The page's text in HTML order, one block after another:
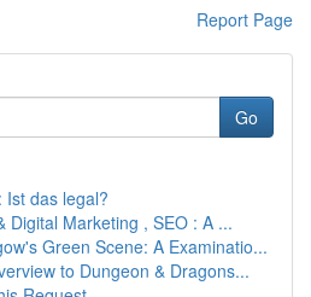
Report Page
Go
Ist das legal?
Digital Marketing , SEO : A ...
Green Scene: A Examinatio...
to Dungeon & Dragons...